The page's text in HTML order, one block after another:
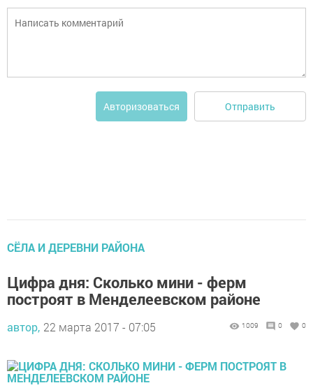
Авторизоваться Отправить
СЁЛА И ДЕРЕВНИ РАЙОНА
Цифра дня: Сколько мини - ферм
построят в Менделеевском районе
автор, 22 марта 2017 - 07:05 1009 0 0